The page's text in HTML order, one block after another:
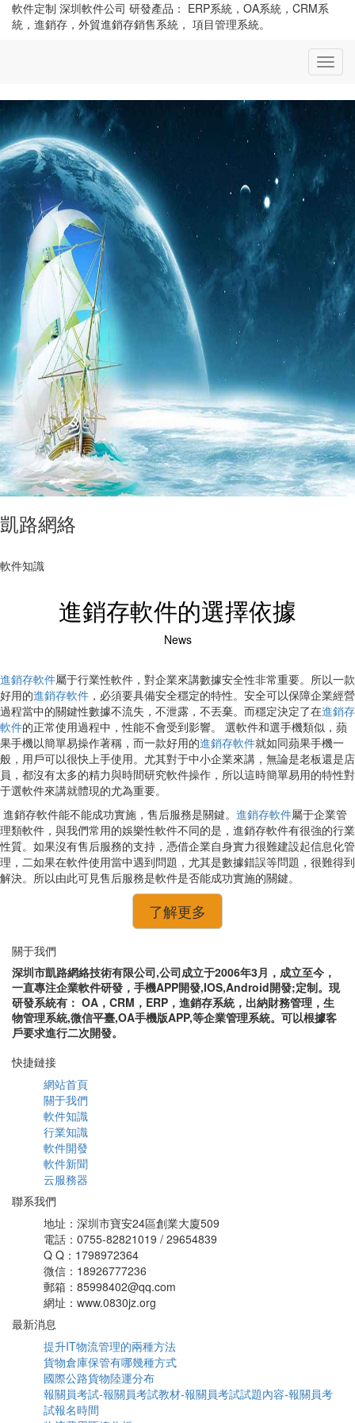
軟件定制 深圳軟件公司 研發產品： ERP系統，OA系統，CRM系
統，進銷存，外貿進銷存銷售系統， 項目管理系統。
凱路網絡
軟件知識
進銷存軟件的選擇依據
News
進銷存軟件屬于行業性軟件，對企業來講數據安全性非常重要。所以一款
好用的進銷存軟件 ，必須要具備安全穩定的特性。安全可以保障企業經營
過程當中的關鍵性數據不流失，不泄露，不丟棄。而穩定決定了在進銷存
軟件的正常使用過程中，性能不會受到影響。 選軟件和選手機類似，蘋
果手機以簡單易操作著稱，而一款好用的進銷存軟件就如同蘋果手機一
般，用戶可以很快上手使用。尤其對于中小企業來講，無論是老板還是店
員，都沒有太多的精力與時間研究軟件操作，所以這時簡單易用的特性對
于選軟件來講就體現的尤為重要。
進銷存軟件能不能成功實施，售后服務是關鍵。 進銷存軟件屬于企業管
理類軟件，與我們常用的娛樂性軟件不同的是，進銷存軟件有很強的行業
性質。如果沒有售后服務的支持，憑借企業自身實力很難建設起信息化管
理，二如果在軟件使用當中遇到問題，尤其是數據錯誤等問題，很難得到
解決。所以由此可見售后服務是軟件是否能成功實施的關鍵。
了解更多
關于我們
深圳市凱路網絡技術有限公司,公司成立于2006年3月，成立至今，
一直專注企業軟件研發，手機APP開發,IOS,Android開發;定制。現
研發系統有： OA，CRM，ERP，進銷存系統，出納財務管理，生
物管理系統,微信平臺,OA手機版APP,等企業管理系統。可以根據客
戶要求進行二次開發。
快捷鏈接
網站首頁
關于我們
軟件知識
行業知識
軟件開發
軟件新聞
云服務器
聯系我們
地址：深圳市寶安24區創業大廈509
電話：0755-82821019 / 29654839
Q Q：1798972364
微信：18926777236
郵箱：85998402@qq.com
網址：www.0830jz.org
最新消息
提升IT物流管理的兩種方法
貨物倉庫保管有哪幾種方式
國際公路貨物陸運分布
報關員考試-報關員考試教材-報關員考試試題內容-報關員考
試報名時間